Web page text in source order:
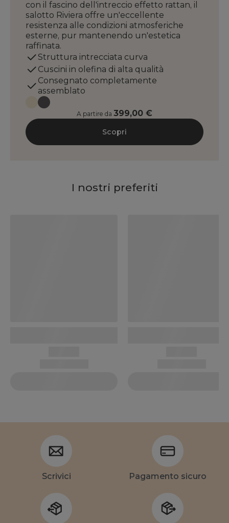
con il fascino dell'intreccio effetto rattan, il
salotto Riviera offre un'eccellente
resistenza alle condizioni atmosferiche
esterne, pur mantenendo un'estetica
raffinata.
Struttura intrecciata curva
Cuscini in olefina di alta qualità
Consegnato completamente
assemblato
A partire da 399,00 €
Scopri
I nostri preferiti
Scrivici Pagamento sicuro